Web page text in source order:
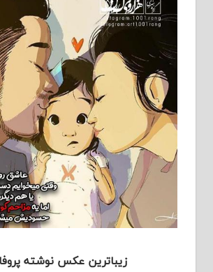
زیباترین عکس نوشته